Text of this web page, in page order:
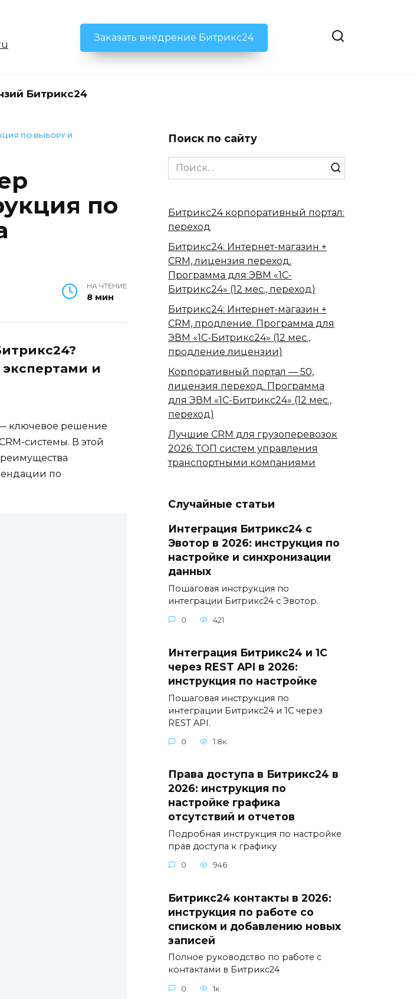
Заказать внедрение Битрикс24
Битрикс24
ПО ВЫБОРУ И
по
НА ЧТЕНИЕ
8 мин
и
— ключевое решение
системы. В этой
по
Поиск по сайту
Search
for:
Битрикс24 корпоративный портал:
переход
Битрикс24: Интернет-магазин +
CRM, лицензия переход.
Программа для ЭВМ «1С-
Битрикс24» (12 мес., переход)
Битрикс24: Интернет-магазин +
CRM, продление. Программа для
ЭВМ «1С-Битрикс24» (12 мес.,
продление лицензии)
Корпоративный портал — 50,
лицензия переход. Программа
для ЭВМ «1С-Битрикс24» (12 мес.,
переход)
Лучшие CRM для грузоперевозок
2026: ТОП систем управления
транспортными компаниями
Случайные статьи
Интеграция Битрикс24 с
Эвотор в 2026: инструкция по
настройке и синхронизации
данных
Пошаговая инструкция по
интеграции Битрикс24 с Эвотор.
0 421
Интеграция Битрикс24 и 1С
через REST API в 2026:
инструкция по настройке
Пошаговая инструкция по
интеграции Битрикс24 и 1С через
REST API.
0 1.8к.
Права доступа в Битрикс24 в
2026: инструкция по
настройке графика
отсутствий и отчетов
Подробная инструкция по настройке
прав доступа к графику
0 946
Битрикс24 контакты в 2026:
инструкция по работе со
списком и добавлению новых
записей
Полное руководство по работе с
контактами в Битрикс24
0 1к.